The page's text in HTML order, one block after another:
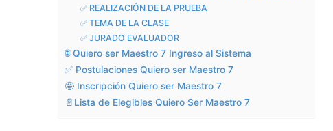
✅ REALIZACIÓN DE LA PRUEBA
✅ TEMA DE LA CLASE
✅ JURADO EVALUADOR
🌐 Quiero ser Maestro 7 Ingreso al Sistema
✅ Postulaciones Quiero ser Maestro 7
🤩 Inscripción Quiero ser Maestro 7
📄Lista de Elegibles Quiero Ser Maestro 7